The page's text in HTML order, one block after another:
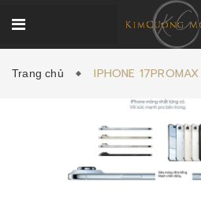
Trang chủ IPHONE 17PROMAX